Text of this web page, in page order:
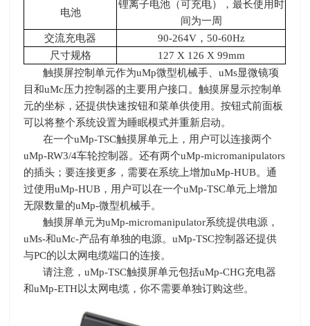
电池
锂离子电池（可充电），最长使用时
间为一周
交流充电器
90-264V，50-60Hz
尺寸规格
127 X 126 X 99mm
触摸屏控制单元作为uMp微型机械手、uMs显微镜项
目和uMc压力控制器的主要用户接口。触摸屏显示控制单
元的坐标，还提供快速按钮和菜单供使用。按钮式前面板
可以将整个系统设置为睡眠模式并重新启动。
在一个uMp-TSC触摸屏单元上，用户可以连接两个
uMp-RW3/4车轮控制器。还有两个uMp-micromanipulators
的插头；要连接更多，需要在系统上增加uMp-HUB。通
过使用uMp-HUB，用户可以在一个uMp-TSC单元上增加
无限数量的uMp-微型机械手。
触摸屏单元为uMp-micromanipulator系统提供电源，
uMs-和uMc-产品有单独的电源。uMp-TSC控制器还提供
与PC的以太网电缆端口的连接。
请注意，uMp-TSC触摸屏单元包括uMp-CHG充电器
和uMp-ETH以太网电缆，你不需要单独订购这些。